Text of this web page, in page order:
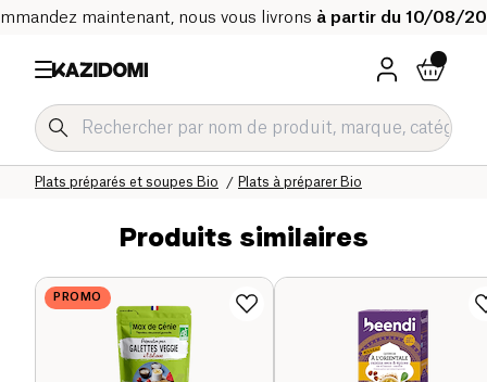
maintenant, nous vous livrons à partir du 10/08/
Plats à préparer Bio
Plats préparés et soupes Bio
Epicerie salée Bio
Notre catalogue bio
Accueil
Produits similaires
PROMO